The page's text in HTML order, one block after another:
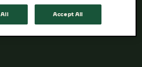
improvisatsioone!
Accept All